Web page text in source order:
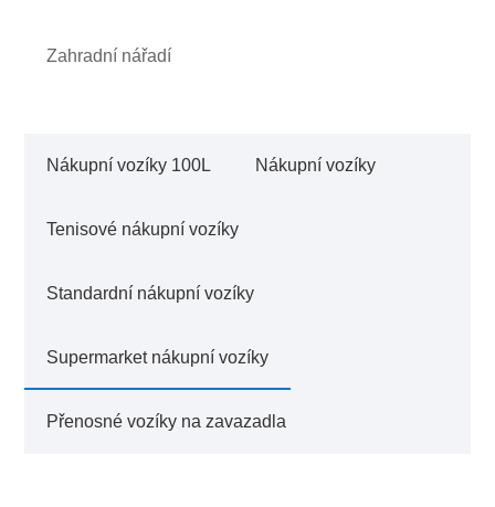
Zahradní nářadí
Nákupní vozíky 100L Nákupní vozíky
Tenisové nákupní vozíky
Standardní nákupní vozíky
Supermarket nákupní vozíky
Přenosné vozíky na zavazadla